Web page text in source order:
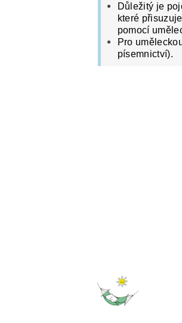
Důležitý je
které
pomocí
Pro
písemnictví).